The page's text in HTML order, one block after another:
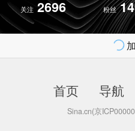
关注 2696 粉丝
首页 导航
Sina.cn(京